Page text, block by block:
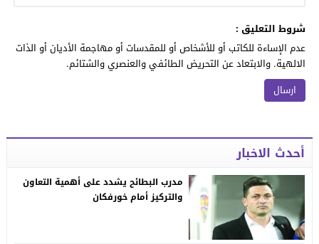
شروط التعليق :
عدم الإساءة للكاتب أو للأشخاص أو للمقدسات أو مهاجمة الأديان أو الذات
الالهية. والابتعاد عن التحريض الطائفي والعنصري والشتائم.
أحدث الاخبار
مدرب البطائح يشدد على أهمية التعاون
والتركيز أمام خورفكان